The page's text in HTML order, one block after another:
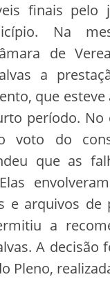
finais pelo
Na
de
a
que
período. No
voto do
que as
e arquivos de
a
A decisão
Pleno,